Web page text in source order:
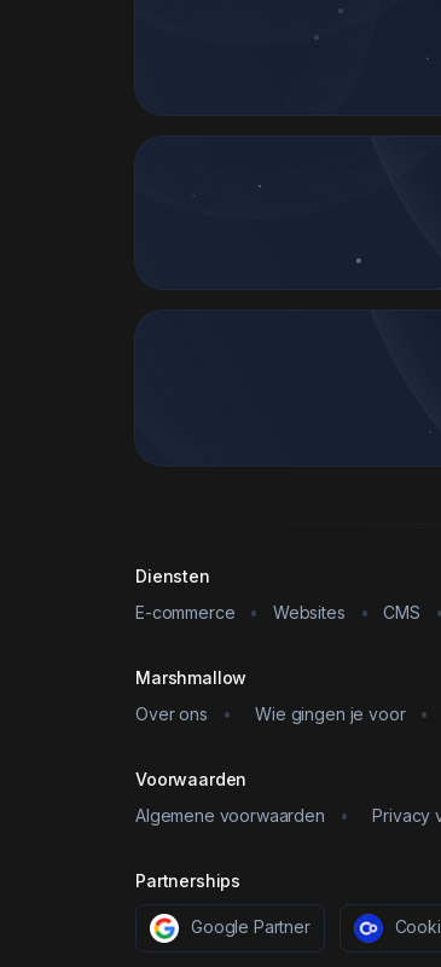
Diensten
E-commerce
• Websites • CMS •
Marshmallow
Over ons
• Wie gingen je voor •
Voorwaarden
Algemene voorwaarden
• Privacy
Partnerships
Google Partner